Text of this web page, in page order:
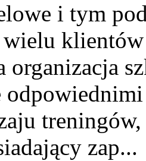
i tym
wielu
organizacja
zap...